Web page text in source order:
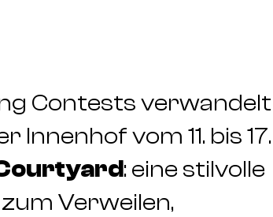
Contests verwandelt
vom 11. bis 17.
: eine stilvolle
Verweilen,